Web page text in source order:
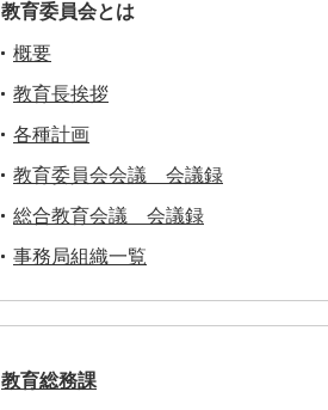
教育委員会とは
概要
教育長挨拶
各種計画
教育委員会会議 会議録
総合教育会議 会議録
事務局組織一覧
教育総務課